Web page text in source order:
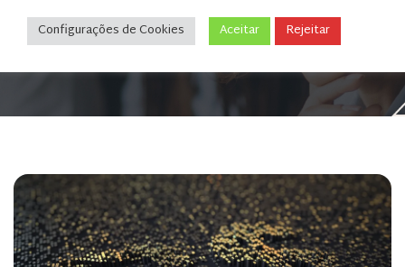
Real Digital – BC emite as primeiras criptomoedas
brasileiras
Configurações de Cookies Aceitar Rejeitar